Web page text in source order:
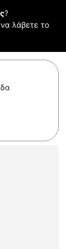
?
λάβετε το